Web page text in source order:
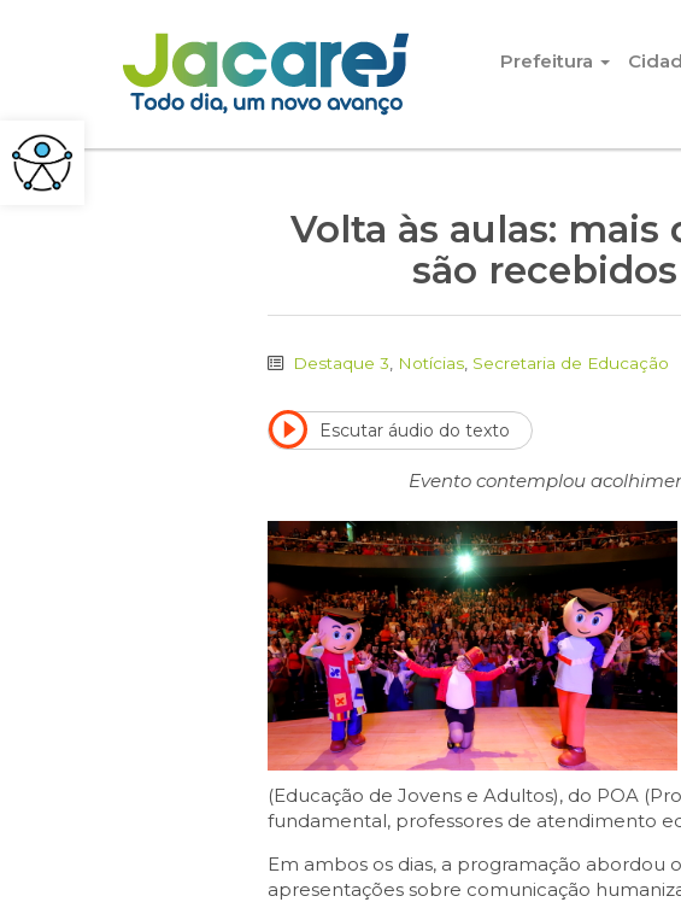
Pular para o conteúdo
Prefeitura
Volta às aulas: mais
são
Destaque 3 Notícias Secretaria de Educação
Escutar áudio do texto
Evento contemplou
(Educação de Jovens e Adultos), do POA
fundamental, professores de atendimento
Em ambos os dias, a programação
apresentações sobre comunicação